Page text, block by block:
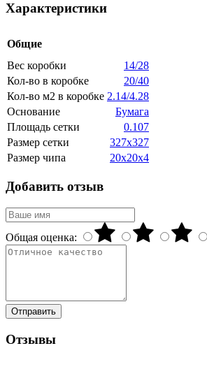
Характеристики
Общие
Вес коробки
14/28
Кол-во в коробке
20/40
Кол-во м2 в коробке 2.14/4.28
Основание
Бумага
Площадь сетки
0.107
Размер сетки
327x327
Размер чипа
20x20x4
Добавить отзыв
Общая оценка:
Отправить
Отзывы